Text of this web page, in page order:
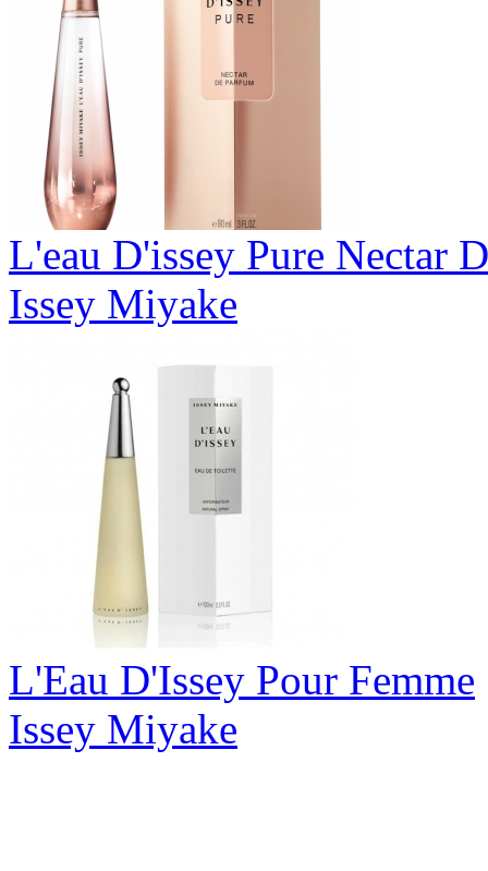
L'eau D'issey Pure Nectar
Issey Miyake
L'Eau D'Issey Pour Femme
Issey Miyake